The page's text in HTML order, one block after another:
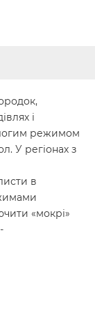
і
режимом
У регіонах з
в
«мокрі»